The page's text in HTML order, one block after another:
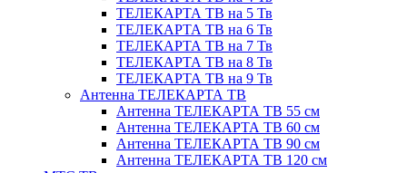
ТЕЛЕКАРТА ТВ на 5 Тв
ТЕЛЕКАРТА ТВ на 6 Тв
ТЕЛЕКАРТА ТВ на 7 Тв
ТЕЛЕКАРТА ТВ на 8 Тв
ТЕЛЕКАРТА ТВ на 9 Тв
Антенна ТЕЛЕКАРТА ТВ
Антенна ТЕЛЕКАРТА ТВ 55 см
Антенна ТЕЛЕКАРТА ТВ 60 см
Антенна ТЕЛЕКАРТА ТВ 90 см
Антенна ТЕЛЕКАРТА ТВ 120 см